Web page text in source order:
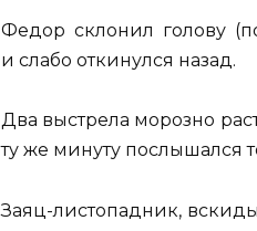
Федор склонил голову
и слабо откинулся назад.
Два выстрела морозно
ту же минуту послышался
Заяц-листопадник,